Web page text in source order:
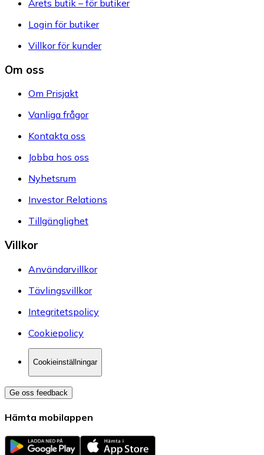
Årets butik – för butiker
Login för butiker
Villkor för kunder
Om oss
Om Prisjakt
Vanliga frågor
Kontakta oss
Jobba hos oss
Nyhetsrum
Investor Relations
Tillgänglighet
Villkor
Användarvillkor
Tävlingsvillkor
Integritetspolicy
Cookiepolicy
Cookieinställningar
Ge oss feedback
Hämta mobilappen